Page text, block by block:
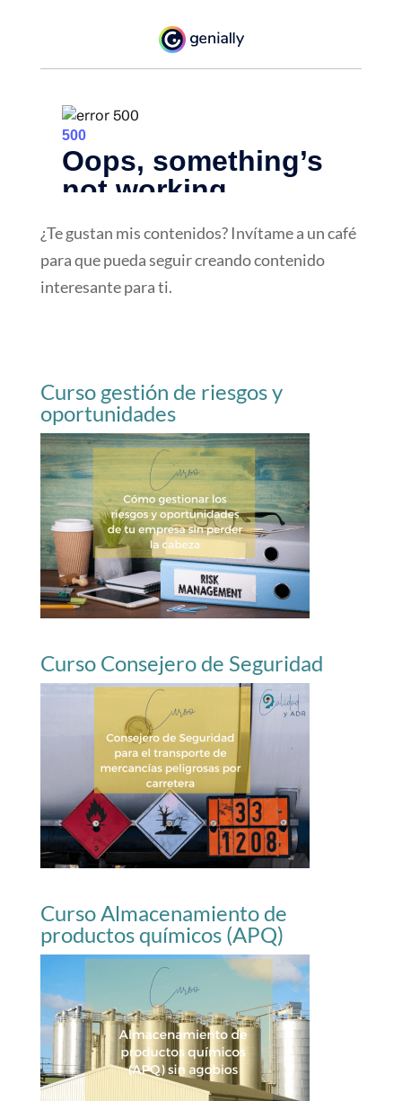
¿Te gustan mis contenidos? Invítame a un café
para que pueda seguir creando contenido
interesante para ti.
Curso gestión de riesgos y
oportunidades
Curso Consejero de Seguridad
Curso Almacenamiento de
productos químicos (APQ)